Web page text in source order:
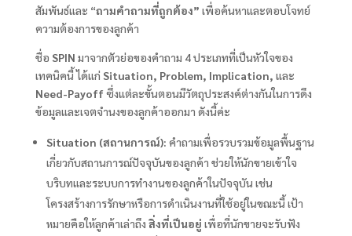
สัมพันธ์และ “ถามคำถามที่ถูกต้อง” เพื่อค้นหาและตอบโจทย์
ความต้องการของลูกค้า
ชื่อ SPIN มาจากตัวย่อของคำถาม 4 ประเภทที่เป็นหัวใจของ
เทคนิคนี้ ได้แก่ Situation, Problem, Implication, และ
Need-Payoff ซึ่งแต่ละขั้นตอนมีวัตถุประสงค์ต่างกันในการดึง
ข้อมูลและเจตจำนงของลูกค้าออกมา ดังนี้ค่ะ
Situation (สถานการณ์): คำถามเพื่อรวบรวมข้อมูลพื้นฐาน
เกี่ยวกับสถานการณ์ปัจจุบันของลูกค้า ช่วยให้นักขายเข้าใจ
บริบทและระบบการทำงานของลูกค้าในปัจจุบัน เช่น
โครงสร้างการรักษาหรือการดำเนินงานที่ใช้อยู่ในขณะนี้ เป้า
หมายคือให้ลูกค้าเล่าถึง สิ่งที่เป็นอยู่ เพื่อที่นักขายจะรับฟัง